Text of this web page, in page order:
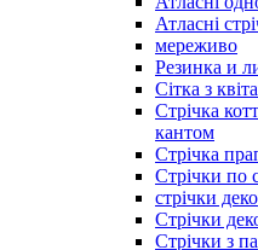
Атласні
мереживо
Резинка и
Сітка з
Стрічка
кантом
Стрічка
Стрічки по
стрічки
Стрічки
Стрічки з